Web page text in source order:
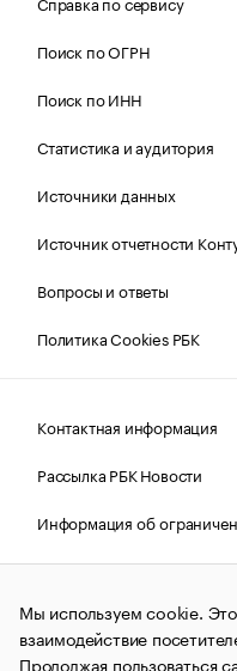
Поиск по ОГРН
Поиск по ИНН
Статистика и аудитория
Источники данных
Источник отчетности
Вопросы и ответы
Политика Cookies РБК
Контактная информация
Рассылка РБК Новости
Информация об
Правовая информация
© АО
и материалы
(зарегистрировано
Мы используем cookie.
взаимодействие
Продолжая пользоваться